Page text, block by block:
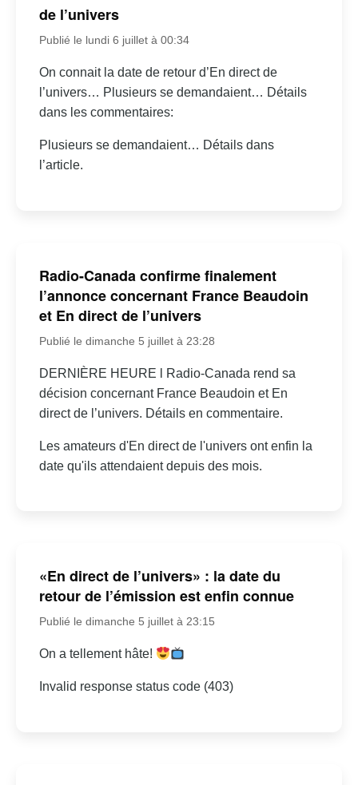
de l’univers
Publié le lundi 6 juillet à 00:34
On connait la date de retour d’En direct de
l’univers… Plusieurs se demandaient… Détails
dans les commentaires:
Plusieurs se demandaient… Détails dans
l’article.
Radio-Canada confirme finalement
l’annonce concernant France Beaudoin
et En direct de l’univers
Publié le dimanche 5 juillet à 23:28
DERNIÈRE HEURE l Radio-Canada rend sa
décision concernant France Beaudoin et En
direct de l’univers. Détails en commentaire.
Les amateurs d'En direct de l'univers ont enfin la
date qu'ils attendaient depuis des mois.
«En direct de l’univers» : la date du
retour de l’émission est enfin connue
Publié le dimanche 5 juillet à 23:15
On a tellement hâte!
Invalid response status code (403)